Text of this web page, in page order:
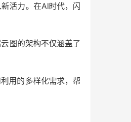
活力。在AI时代，闪
图的架构不仅涵盖了
用的多样化需求，帮